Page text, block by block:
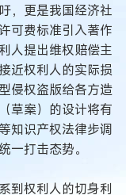
，更是我国经济社
可费标准引入著作
人提出维权赔偿主
近权利人的实际损
侵权盗版给各方造
草案）的设计将有
知识产权法律步调
一打击态势。
到权利人的切身利